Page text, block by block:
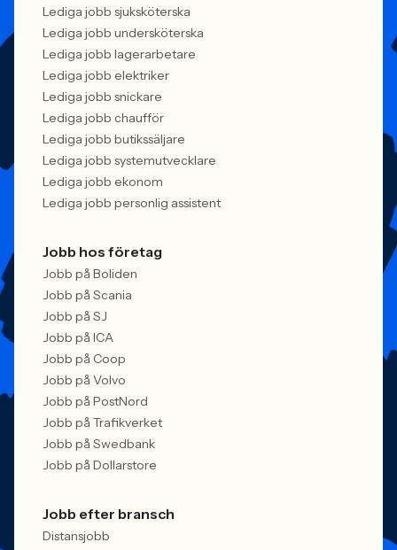
Lediga jobb sjuksköterska
Lediga jobb undersköterska
Lediga jobb lagerarbetare
Lediga jobb elektriker
Lediga jobb snickare
Lediga jobb chaufför
Lediga jobb butikssäljare
Lediga jobb systemutvecklare
Lediga jobb ekonom
Lediga jobb personlig assistent
Jobb hos företag
Jobb på Boliden
Jobb på Scania
Jobb på SJ
Jobb på ICA
Jobb på Coop
Jobb på Volvo
Jobb på PostNord
Jobb på Trafikverket
Jobb på Swedbank
Jobb på Dollarstore
Jobb efter bransch
Distansjobb